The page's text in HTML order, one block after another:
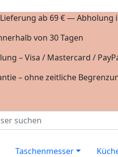
ab 69 € —
von 30 Tagen
– Visa / Mastercard /
– ohne zeitliche
Taschenmesser